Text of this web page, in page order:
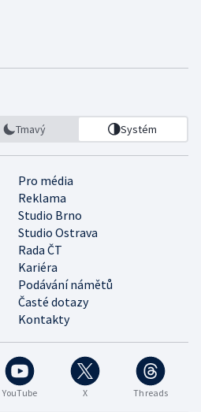
Tmavý Systém
Pro média
Reklama
Studio Brno
Studio Ostrava
Rada ČT
Kariéra
Podávání námětů
Časté dotazy
Kontakty
YouTube X Threads